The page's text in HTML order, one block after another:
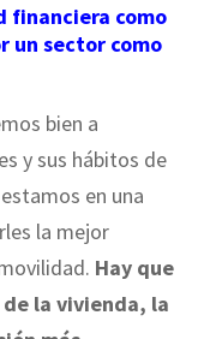
financiera como
un sector como
bien a
y sus hábitos de
en una
la mejor
Hay que
la vivienda, la